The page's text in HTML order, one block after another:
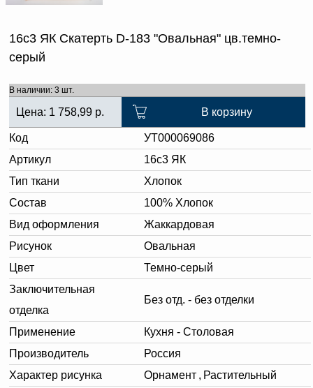
16с3 ЯК Скатерть D-183 "Овальная" цв.темно-
серый
В наличии: 3 шт.
Цена: 1 758,99 р. В корзину
Код
УТ000069086
Артикул
16с3 ЯК
Тип ткани
Хлопок
Состав
100% Хлопок
Вид оформления
Жаккардовая
Рисунок
Овальная
Цвет
Темно-серый
Заключительная
отделка
Без отд. - без отделки
Применение
Кухня - Столовая
Производитель
Россия
Характер рисунка
Орнамент , Растительный